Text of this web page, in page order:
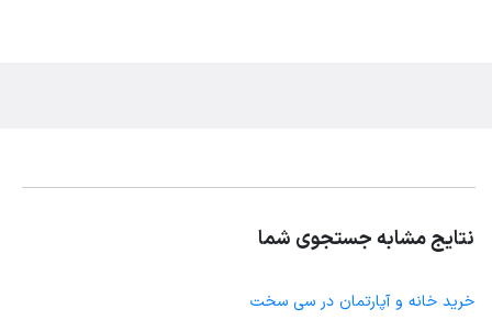
نتایج مشابه جستجوی شما
خرید خانه و آپارتمان در سی سخت